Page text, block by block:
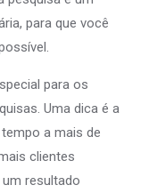
para que você
para os
Uma dica é a
a mais de
clientes
resultado